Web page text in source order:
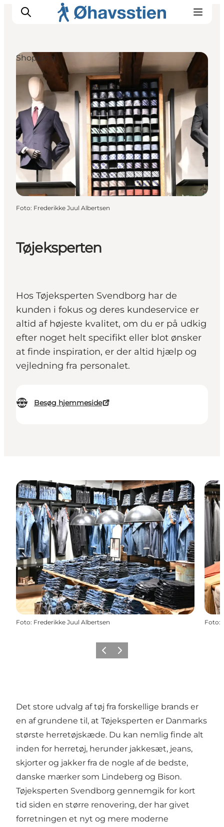
Inspiration
Vandreruter
Planlægning
Tøjeksperten
Hos Tøjeksperten Svendborg har de
kunden i fokus og deres kundeservice er
altid af højeste kvalitet, om du er på udkig
efter noget helt specifikt eller blot ønsker
at finde inspiration, er der altid hjælp og
vejledning fra personalet.
Besøg hjemmeside
Shopping
Foto: Frederikke Juul Albertsen
Foto: Frederikke Juul Albertsen Foto:
ForrigeNæste
Det store udvalg af tøj fra forskellige brands er
en af grundene til, at Tøjeksperten er Danmarks
største herretøjskæde. Du kan nemlig finde alt
inden for herretøj, herunder jakkesæt, jeans,
skjorter og jakker fra de nogle af de bedste,
danske mærker som Lindeberg og Bison.
Tøjeksperten Svendborg gennemgik for kort
tid siden en større renovering, der har givet
forretningen et nyt og mere moderne